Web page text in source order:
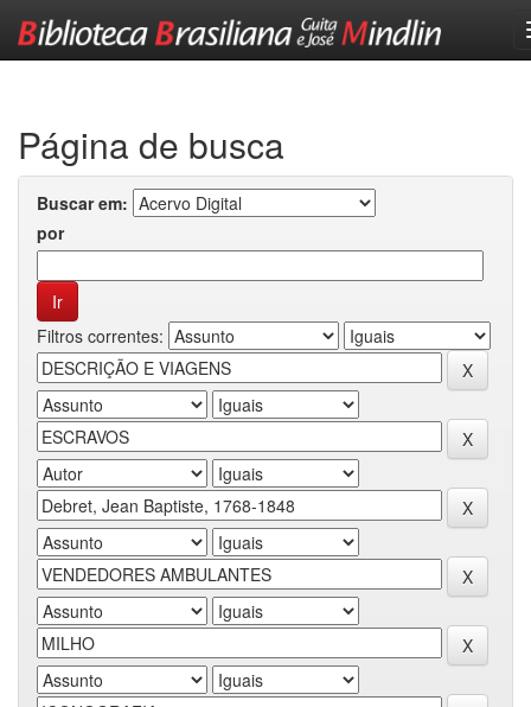
Página de busca
Buscar em:
por
Filtros correntes: